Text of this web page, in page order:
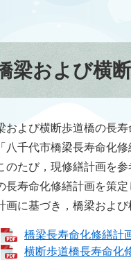
梁および横
よび横断歩道橋の長寿
八千代市橋梁長寿命化
のたび，現修繕計画を
長寿命化修繕計画を策定
に基づき，橋梁および
橋梁長寿命化修繕計
横断歩道橋長寿命化